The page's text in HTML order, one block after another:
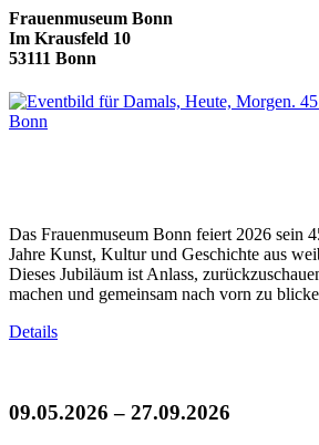
Frauenmuseum Bonn
Im Krausfeld 10
53111 Bonn
Das Frauenmuseum Bonn feiert 2026 sein
Jahre Kunst, Kultur und Geschichte aus
Dieses Jubiläum ist Anlass,
machen und gemeinsam nach vorn zu
Details
09.05.2026 – 27.09.2026